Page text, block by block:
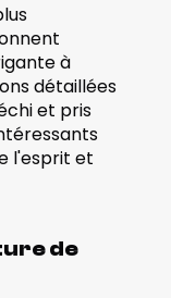
à
détaillées
et pris
l'esprit et
de